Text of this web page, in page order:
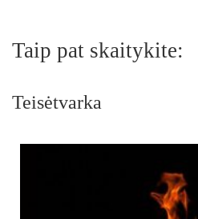
Taip pat skaitykite:
Teisėtvarka